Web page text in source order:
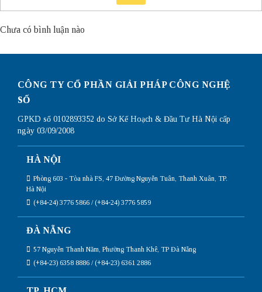
Chưa có bình luận nào
CÔNG TY CỔ PHẦN GIẢI PHÁP CÔNG NGHỆ
SỐ
GPKD số 0102893352 do Sở Kế Hoạch & Đầu Tư Hà Nội cấp
ngày 03/09/2008
HÀ NỘI
Phòng 603 - Tòa nhà FS, 47 Đường Nguyễn Tuân, Thanh Xuân, TP.
Hà Nội
(+84-24) 3776 5866 / (+84-24) 3776 5859
ĐÀ NẴNG
57 Nguyễn Thanh Năm, Phường Thanh Khê, TP Đà Nẵng
(+84-23) 6358 8886 / (+84-23) 6361 2886